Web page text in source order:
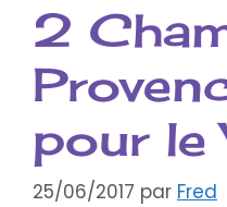
2
pour le
25/06/2017 par Fred